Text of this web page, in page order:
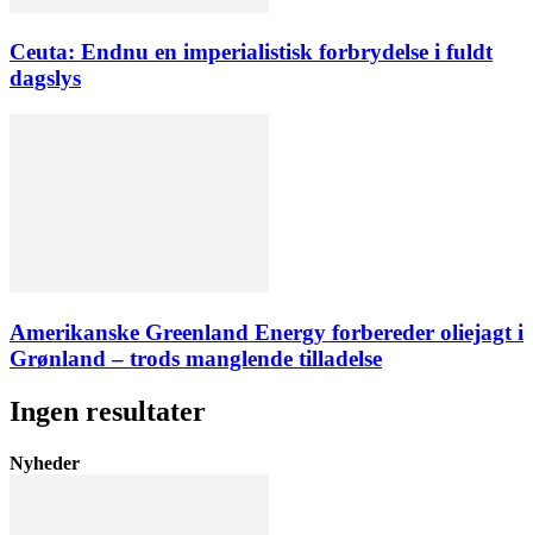
Ceuta: Endnu en imperialistisk forbrydelse i fuldt
dagslys
Amerikanske Greenland Energy forbereder oliejagt i
Grønland – trods manglende tilladelse
Ingen resultater
Nyheder